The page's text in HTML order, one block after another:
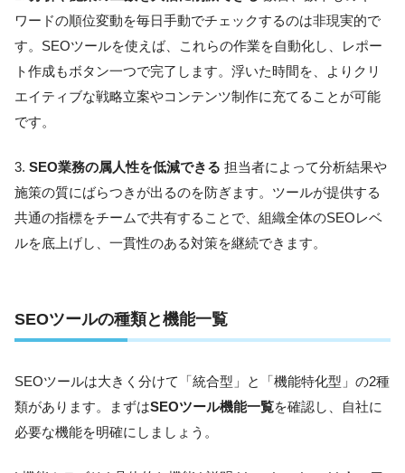
ワードの順位変動を毎日手動でチェックするのは非現実的で
す。SEOツールを使えば、これらの作業を自動化し、レポー
ト作成もボタン一つで完了します。浮いた時間を、よりクリ
エイティブな戦略立案やコンテンツ制作に充てることが可能
です。
3. SEO業務の属人性を低減できる 担当者によって分析結果や
施策の質にばらつきが出るのを防ぎます。ツールが提供する
共通の指標をチームで共有することで、組織全体のSEOレベ
ルを底上げし、一貫性のある対策を継続できます。
SEOツールの種類と機能一覧
SEOツールは大きく分けて「統合型」と「機能特化型」の2種
類があります。まずはSEOツール機能一覧を確認し、自社に
必要な機能を明確にしましょう。